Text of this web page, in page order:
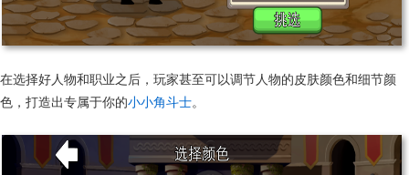
在选择好人物和职业之后，玩家甚至可以调节人物的皮肤颜色和细节颜
色，打造出专属于你的小小角斗士。